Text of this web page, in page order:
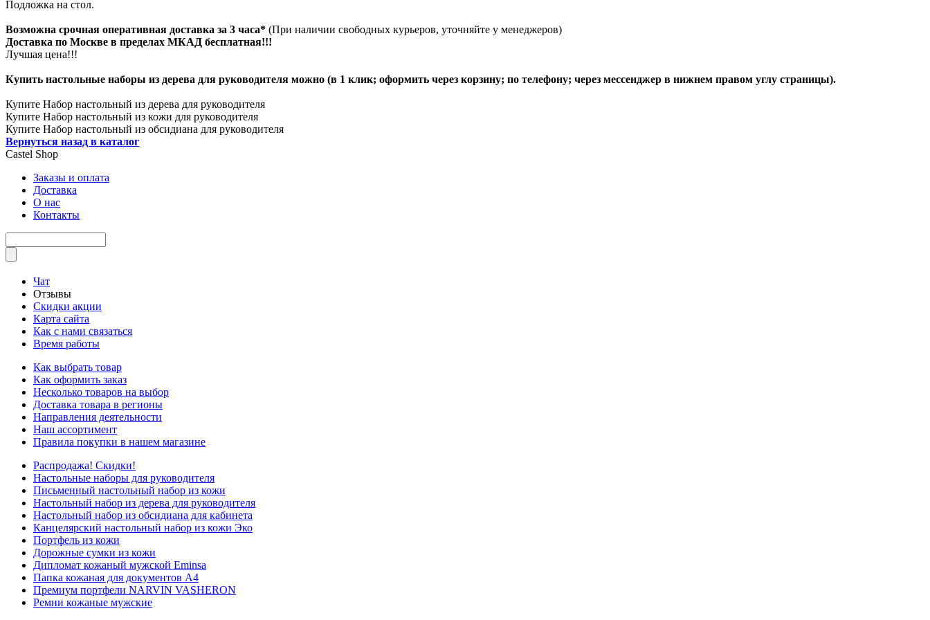
Подложка на стол.
Возможна срочная оперативная доставка за 3 часа* (При наличии свободных курьеров, уточняйте у менеджеров)
Доставка по Москве в пределах МКАД бесплатная!!!
Лучшая цена!!!
Купить настольные наборы из дерева для руководителя можно (в 1 клик; оформить через корзину; по телефону; через мессенджер в нижнем правом углу страницы).
Купите Набор настольный из дерева для руководителя
Купите Набор настольный из кожи для руководителя
Купите Набор настольный из обсидиана для руководителя
Вернуться назад в каталог
Castel Shop
Заказы и оплата
Доставка
О нас
Контакты
Чат
Отзывы
Скидки акции
Карта сайта
Как с нами связаться
Время работы
Как выбрать товар
Как оформить заказ
Несколько товаров на выбор
Доставка товара в регионы
Направления деятельности
Наш ассортимент
Правила покупки в нашем магазине
Распродажа! Скидки!
Настольные наборы для руководителя
Письменный настольный набор из кожи
Настольный набор из дерева для руководителя
Настольный набор из обсидиана для кабинета
Канцелярский настольный набор из кожи Эко
Портфель из кожи
Дорожные сумки из кожи
Дипломат кожаный мужской Eminsa
Папка кожаная для документов А4
Премиум портфели NARVIN VASHERON
Ремни кожаные мужские